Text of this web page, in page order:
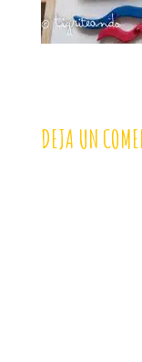
DEJA UN